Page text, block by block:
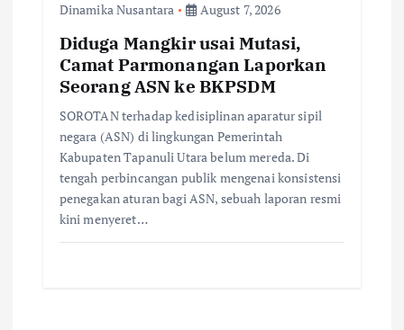
Dinamika Nusantara August 7, 2026
Diduga Mangkir usai Mutasi,
Camat Parmonangan Laporkan
Seorang ASN ke BKPSDM
SOROTAN terhadap kedisiplinan aparatur sipil
negara (ASN) di lingkungan Pemerintah
Kabupaten Tapanuli Utara belum mereda. Di
tengah perbincangan publik mengenai konsistensi
penegakan aturan bagi ASN, sebuah laporan resmi
kini menyeret…